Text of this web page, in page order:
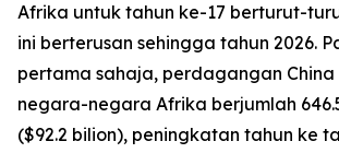
Afrika untuk tahun ke-17 berturut-
ini berterusan sehingga tahun 2026.
pertama sahaja, perdagangan
negara-negara Afrika berjumlah
($92.2 bilion), peningkatan tahun ke